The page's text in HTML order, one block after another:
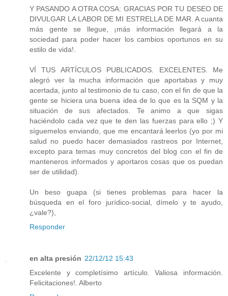
Y PASANDO A OTRA COSA: GRACIAS POR TU DESEO DE
DIVULGAR LA LABOR DE MI ESTRELLA DE MAR. A cuanta
más gente se llegue, ¡más información llegará a la
sociedad para poder hacer los cambios oportunos en su
estilo de vida!.
VÍ TUS ARTÍCULOS PUBLICADOS. EXCELENTES. Me
alegró ver la mucha información que aportabas y muy
acertada, junto al testimonio de tu caso, con el fin de que la
gente se hiciera una buena idea de lo que es la SQM y la
situación de sus afectados. Te animo a que sigas
haciéndolo cada vez que te den las fuerzas para ello ;) Y
síguemelos enviando, que me encantará leerlos (yo por mi
salud no puedo hacer demasiados rastreos por Internet,
excepto para temas muy concretos del blog con el fin de
manteneros informados y aportaros cosas que os puedan
ser de utilidad).
Un beso guapa (si tienes problemas para hacer la
búsqueda en el foro jurídico-social, dímelo y te ayudo,
¿vale?),
Responder
en alta presión 22/12/12 15:43
Excelente y completísimo artículo. Valiosa información.
Felicitaciones!. Alberto